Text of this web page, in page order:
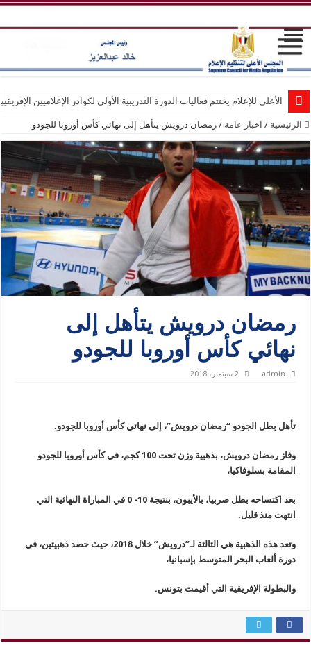
الأعلى للإعلام يختتم فعاليات الدورة التدريبية الأولى لكوادر الإعلاميين
الرئيسية / اخبار عامة / رمضان درويش يتأهل إلى نهائي كأس أوروبا للجودو
رمضان درويش يتأهل إلى
نهائي كأس أوروبا للجودو
admin 2 سبتمبر، 2018
تأهل بطل الجودو “رمضان درويش”، إلى نهائي كأس أوروبا للجودو.
وفاز رمضان درويش، بذهبية وزن تحت 100 كجم، في كأس أوروبا للجودو
المقامة بسلوفاكيا،
بعد اكتساحه بطل صربيا، بالأيبون، بنتيجة 10- 0 في المباراة النهائية التي
انتهت منذ قليل.
وتعد هذه الذهبية هي الثالثة لـ”درويش” خلال 2018، حيث حصد ذهبيتين، في
دورة ألعاب البحر المتوسط بإسبانيا،
والبطولة الإفريقية التي أقيمت بتونس.